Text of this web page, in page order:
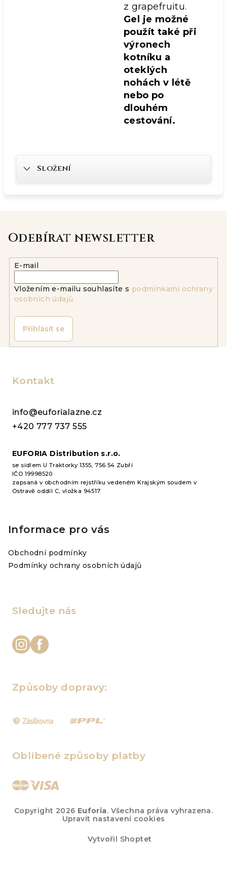
z grapefruitu.
Gel je možné
použít také při
výronech
kotníku a
oteklých
nohách v létě
nebo po
dlouhém
cestování.
Složení
Odebírat newsletter
E-mail
Vložením e-mailu souhlasíte s podmínkami ochrany
osobních údajů
Přihlásit se
Kontakt
info@euforialazne.cz
+420 777 737 555
EUFORIA Distribution s.r.o.
se sídlem U Traktorky 1355, 756 54 Zubří
IČO 19998520
zapsaná v obchodním rejstříku vedeném Krajským soudem v
Ostravě oddíl C, vložka 94517
Informace pro vás
Obchodní podmínky
Podmínky ochrany osobních údajů
Sledujte nás
Způsoby dopravy:
Oblíbené způsoby platby
Copyright 2026 Euforia. Všechna práva vyhrazena.
Upravit nastavení cookies
Vytvořil Shoptet